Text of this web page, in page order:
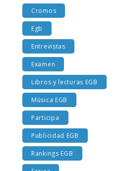
Cromos
Egb
Entrevistas
Examen
Libros y lecturas EGB
Música EGB
Participa
Publicidad EGB
Rankings EGB